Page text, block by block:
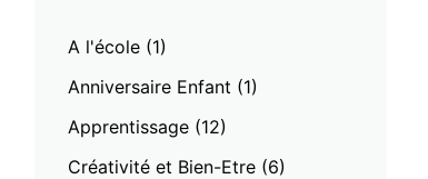
A l'école(1)
Anniversaire Enfant (1)
Apprentissage(12)
Créativité et Bien-Etre(6)